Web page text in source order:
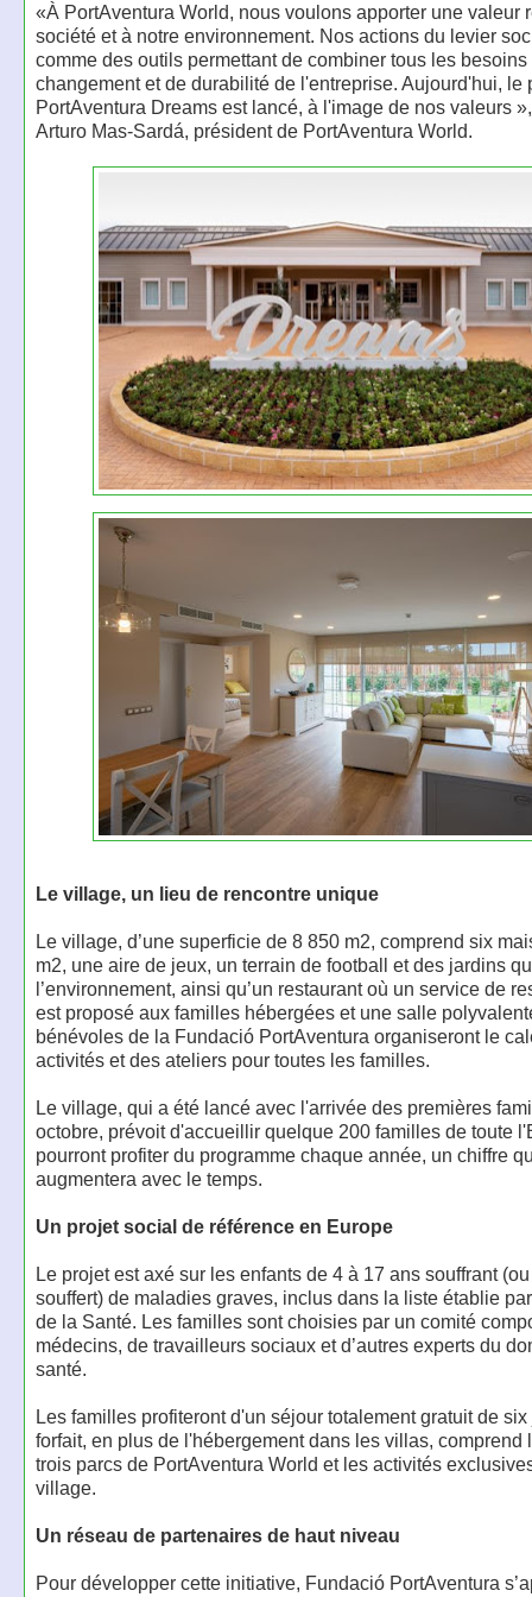
«À PortAventura World, nous voulons apporter une valeur
société et à notre environnement. Nos actions du levier
comme des outils permettant de combiner tous les besoins
changement et de durabilité de l'entreprise. Aujourd'hui, le
PortAventura Dreams est lancé, à l'image de nos valeurs
Arturo Mas-Sardá, président de PortAventura World.
Le village, un lieu de rencontre unique
Le village, d’une superficie de 8 850 m2, comprend six
m2, une aire de jeux, un terrain de football et des jardins
l’environnement, ainsi qu’un restaurant où un service de
est proposé aux familles hébergées et une salle
bénévoles de la Fundació PortAventura organiseront le
activités et des ateliers pour toutes les familles.
Le village, qui a été lancé avec l'arrivée des premières
octobre, prévoit d'accueillir quelque 200 familles de toute
pourront profiter du programme chaque année, un chiffre
augmentera avec le temps.
Un projet social de référence en Europe
Le projet est axé sur les enfants de 4 à 17 ans souffrant
souffert) de maladies graves, inclus dans la liste établie
de la Santé. Les familles sont choisies par un comité
médecins, de travailleurs sociaux et d’autres experts du
santé.
Les familles profiteront d'un séjour totalement gratuit de
forfait, en plus de l'hébergement dans les villas, comprend
trois parcs de PortAventura World et les activités
village.
Un réseau de partenaires de haut niveau
Pour développer cette initiative, Fundació PortAventura